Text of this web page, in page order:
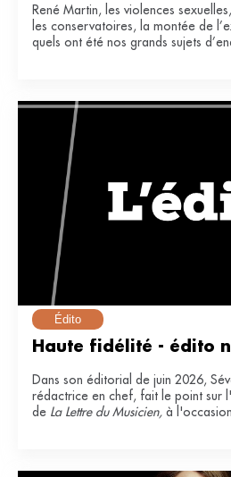
René Martin, les violences
les conservatoires, la montée de
quels ont été nos grands sujets
Édito
Haute fidélité - édito
Dans son éditorial de juin 2026,
rédactrice en chef, fait le point sur
de La Lettre du Musicien, à